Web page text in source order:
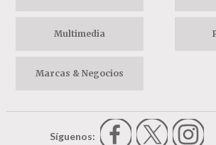
Multimedia
Marcas & Negocios
Síguenos: